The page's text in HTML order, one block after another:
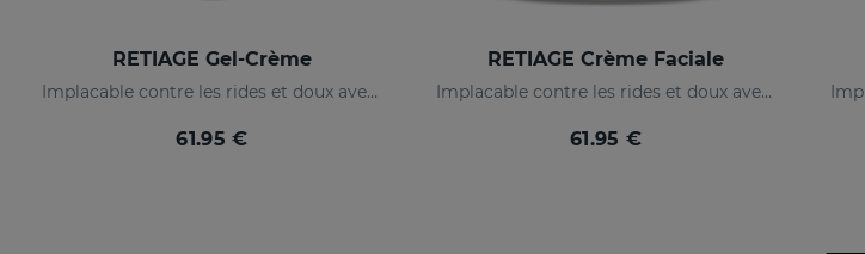
RETIAGE Gel-Crème
Implacable contre les rides et doux avec votre peau
61.95 €
RETIAGE Crème Faciale
Implacable contre les rides et doux avec votre peau
61.95 €